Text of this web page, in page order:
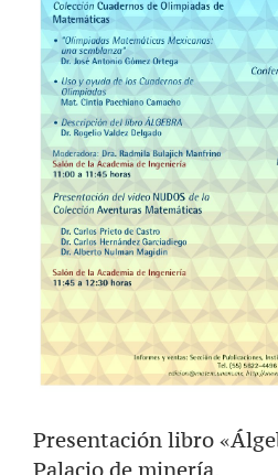
Presentación libro
Palacio de minería.